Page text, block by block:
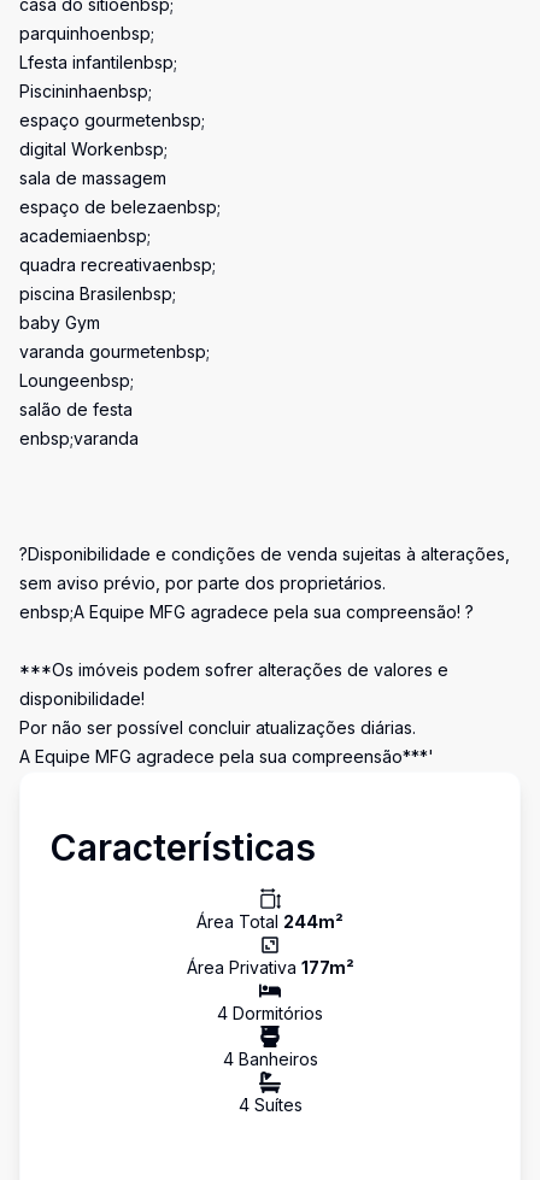
casa do sítioenbsp;
parquinhoenbsp;
Lfesta infantilenbsp;
Piscininhaenbsp;
espaço gourmetenbsp;
digital Workenbsp;
sala de massagem
espaço de belezaenbsp;
academiaenbsp;
quadra recreativaenbsp;
piscina Brasilenbsp;
baby Gym
varanda gourmetenbsp;
Loungeenbsp;
salão de festa
enbsp;varanda
?Disponibilidade e condições de venda sujeitas à alterações,
sem aviso prévio, por parte dos proprietários.
enbsp;A Equipe MFG agradece pela sua compreensão! ?
***Os imóveis podem sofrer alterações de valores e
disponibilidade!
Por não ser possível concluir atualizações diárias.
A Equipe MFG agradece pela sua compreensão***'
Características
Área Total 244m²
Área Privativa 177m²
4 Dormitórios
4Banheiros
4Suítes